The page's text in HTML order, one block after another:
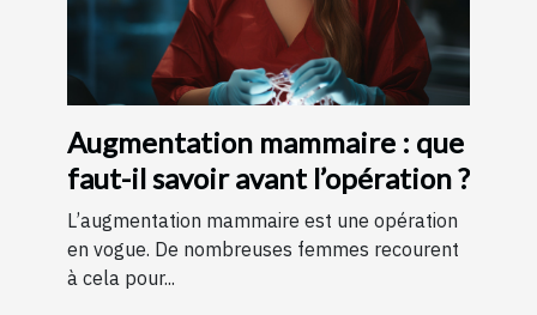
Augmentation mammaire : que
faut-il savoir avant l’opération ?
L’augmentation mammaire est une opération
en vogue. De nombreuses femmes recourent
à cela pour...